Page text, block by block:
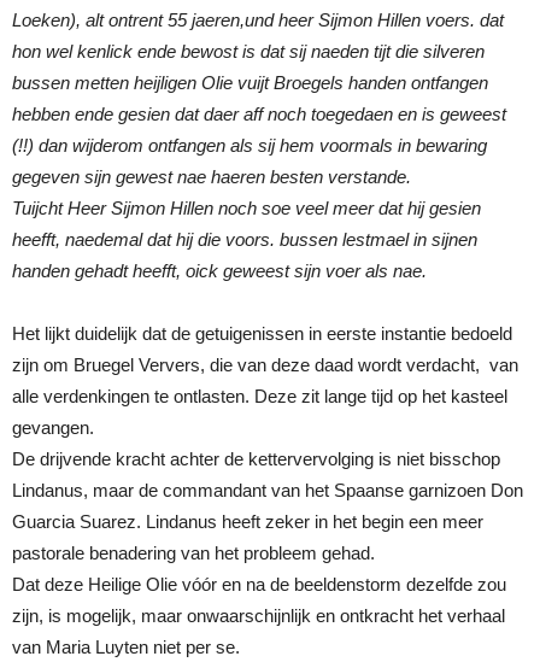
Loeken), alt ontrent 55 jaeren,und heer Sijmon Hillen voers. dat
hon wel kenlick ende bewost is dat sij naeden tijt die silveren
bussen metten heijligen Olie vuijt Broegels handen ontfangen
hebben ende gesien dat daer aff noch toegedaen en is geweest
(!!) dan wijderom ontfangen als sij hem voormals in bewaring
gegeven sijn gewest nae haeren besten verstande.
Tuijcht Heer Sijmon Hillen noch soe veel meer dat hij gesien
heefft, naedemal dat hij die voors. bussen lestmael in sijnen
handen gehadt heefft, oick geweest sijn voer als nae.
Het lijkt duidelijk dat de getuigenissen in eerste instantie bedoeld
zijn om Bruegel Ververs, die van deze daad wordt verdacht, van
alle verdenkingen te ontlasten. Deze zit lange tijd op het kasteel
gevangen.
De drijvende kracht achter de kettervervolging is niet bisschop
Lindanus, maar de commandant van het Spaanse garnizoen Don
Guarcia Suarez. Lindanus heeft zeker in het begin een meer
pastorale benadering van het probleem gehad.
Dat deze Heilige Olie vóór en na de beeldenstorm dezelfde zou
zijn, is mogelijk, maar onwaarschijnlijk en ontkracht het verhaal
van Maria Luyten niet per se.